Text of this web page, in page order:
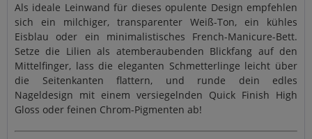
Als ideale Leinwand für dieses opulente Design empfehlen
sich ein milchiger, transparenter Weiß-Ton, ein kühles
Eisblau oder ein minimalistisches French-Manicure-Bett.
Setze die Lilien als atemberaubenden Blickfang auf den
Mittelfinger, lass die eleganten Schmetterlinge leicht über
die Seitenkanten flattern, und runde dein edles
Nageldesign mit einem versiegelnden Quick Finish High
Gloss oder feinen Chrom-Pigmenten ab!